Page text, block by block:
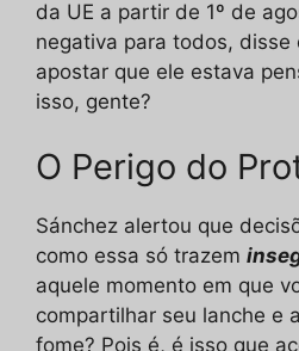
da UE a partir de 1º de
negativa para todos, disse
apostar que ele estava
isso, gente?
O Perigo do
Sánchez alertou que
como essa só trazem
aquele momento em que
compartilhar seu lanche e
fome? Pois é, é isso que